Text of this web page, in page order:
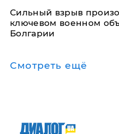
Сильный взрыв
ключевом военном
Болгарии
Смотреть ещё